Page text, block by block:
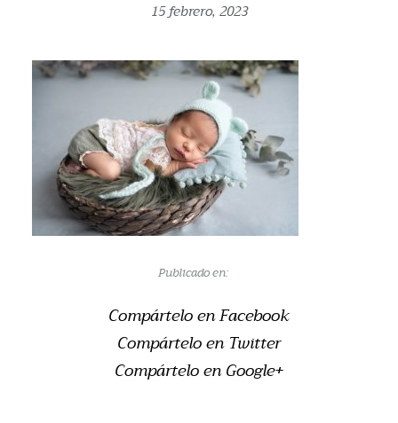
15 febrero, 2023
Publicado en:
Compártelo en Facebook
Compártelo en Twitter
Compártelo en Google+